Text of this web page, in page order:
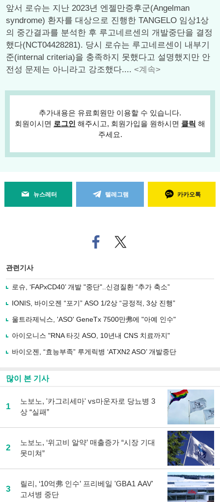
앞서 로슈는 지난 2023년 엔젤만증후군(Angelman
syndrome) 환자를 대상으로 진행한 TANGELO 임상1상
의 중간결과를 분석한 후 루고네르센의 개발중단을 결정
했다(NCT04428281). 당시 로슈는 루고네르센이 내부기
준(internal criteria)을 충족하지 못했다고 설명했지만 안
전성 문제는 아니라고 강조했다.... <계속>
추가내용은 유료회원만 이용할 수 있습니다.
회원이시면 로그인 해주시고, 회원가입을 원하시면 클릭 해
주세요.
뉴스레터 텔레그램 카카오톡
페
이
로
기
사
유
기
트위
터로
관련기사
로슈, ‘FAPxCD40’ 개발 "중단"..신경질환 “추가 축소”
IONIS, 바이오젠 “포기” ASO 1/2상 “긍정적, 3상 진행”
울트라제닉스, 'ASO' GeneTx 7500만弗에 "아예 인수"
아이오니스 "RNA 타깃 ASO, 10년내 CNS 치료까지"
바이오젠, “효능부족” 루게릭병 ‘ATXN2 ASO’ 개발중단
많이 본 기사
1
노보노, '카그리세마' vs마운자로 당뇨병 3
상 “실패”
2
노보노, ‘위고비 알약’ 매출증가 “시장 기대
못미쳐”
3
릴리, ‘10억弗 인수’ 프리베일 'GBA1 AAV'
고셔병 중단